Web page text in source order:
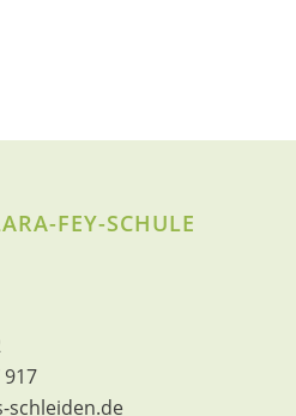
FEY-SCHULE
917
schleiden.de